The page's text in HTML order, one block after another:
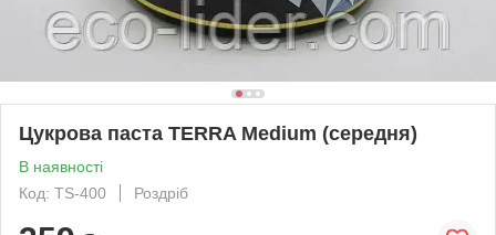
Цукрова паста TERRA Medium (середня)
В наявності
Код: TS-400
Роздріб